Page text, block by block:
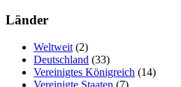
Länder
Weltweit (2)
Deutschland (33)
Vereinigtes Königreich (14)
Vereinigte Staaten (7)